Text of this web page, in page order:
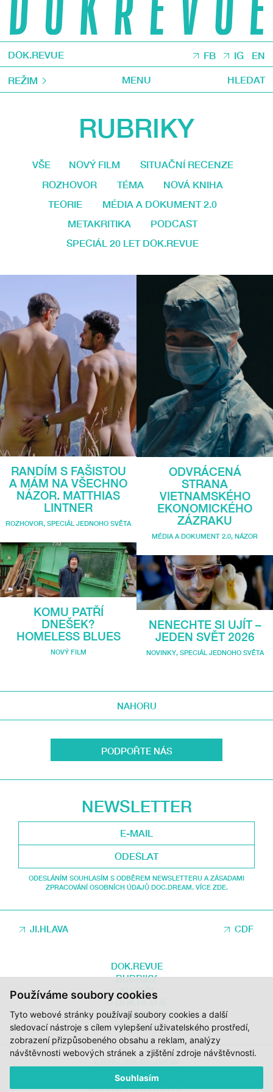
Používáme soubory cookies
Tyto webové stránky používají soubory cookies a další
sledovací nástroje s cílem vylepšení uživatelského prostředí,
zobrazení přizpůsobeného obsahu a reklam, analýzy
návštěvnosti webových stránek a zjištění zdroje návštěvnosti.
Souhlasím
DOK.REVUE FB IG EN
REŽIM MENU HLEDAT
RUBRIKY
VŠE NOVÝ FILM
SITUAČNÍ RECENZE
ROZHOVOR
TÉMA
NOVÁ KNIHA
TEORIE
MÉDIA A DOKUMENT 2.0
METAKRITIKA
PODCAST
SPECIÁL 20 LET DOK.REVUE
RANDÍM S FAŠISTOU
A MÁM NA VŠECHNO
NÁZOR. MATTHIAS
LINTNER
ROZHOVOR, SPECIÁL JEDNOHO SVĚTA
KOMU PATŘÍ
DNEŠEK?
HOMELESS BLUES
NOVÝ FILM
ODVRÁCENÁ
STRANA
VIETNAMSKÉHO
EKONOMICKÉHO
ZÁZRAKU
MÉDIA A DOKUMENT 2.0, NÁZOR
NENECHTE SI UJÍT –
JEDEN SVĚT 2026
NOVINKY, SPECIÁL JEDNOHO SVĚTA
NAHORU
PODPOŘTE NÁS
NEWSLETTER
ODESLAT
ODESLÁNÍM SOUHLASÍM S ODBĚREM NEWSLETTERU A ZÁSADAMI
ZPRACOVÁNÍ OSOBNÍCH ÚDAJŮ DOC.DREAM. VÍCE ZDE.
JI.HLAVA CDF
DOK.REVUE
RUBRIKY
AUTOŘI
O DOK.REVUE
PODPOŘTE NÁS
KONTAKTY
ZA PODPORY STÁTNÍHO FONDU KINEMATOGRAFIE, KRAJE VYSOČINA A
MINISTERSTVA KULTURY ČR.